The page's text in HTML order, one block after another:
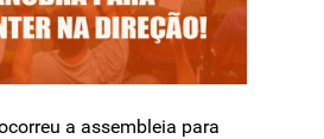
a assembleia para